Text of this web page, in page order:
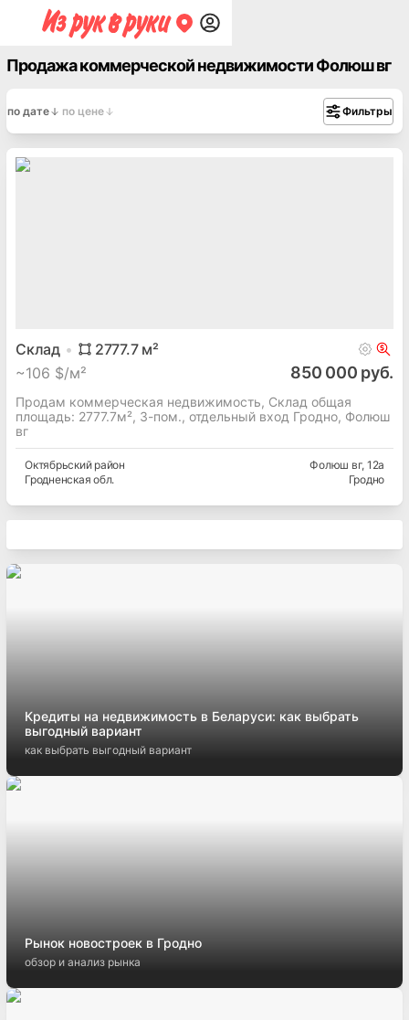
Продажа коммерческой недвижимости Фолюш вг
по дате по цене Фильтры
Склад 2777.7м²
~106 $/м² 850 000 руб.
Продам коммерческая недвижимость, Склад общая
площадь: 2777.7м², 3-пом., отдельный вход Гродно, Фолюш
вг
Октябрьскийрайон
Гродненская обл.
Фолюш вг, 12а
Гродно
Кредиты на недвижимость в Беларуси: как выбрать
выгодный вариант
как выбрать выгодный вариант
Рынок новостроек в Гродно
обзор и анализ рынка